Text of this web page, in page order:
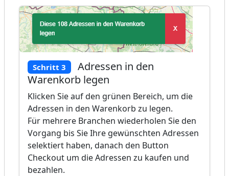
Schritt 3
Adressen in den
Warenkorb legen
Klicken Sie auf den grünen Bereich, um die
Adressen in den Warenkorb zu legen.
Für mehrere Branchen wiederholen Sie den
Vorgang bis Sie Ihre gewünschten Adressen
selektiert haben, danach den Button
Checkout um die Adressen zu kaufen und
bezahlen.